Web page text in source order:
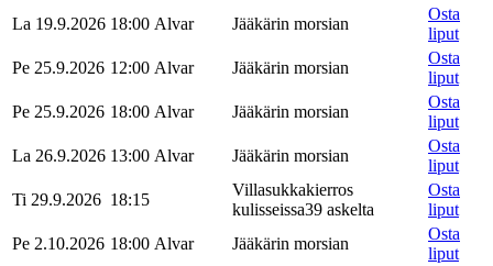
La 19.9.2026 18:00 Alvar Jääkärin morsian
Osta
liput
Pe 25.9.2026 12:00 Alvar Jääkärin morsian
Osta
liput
Pe 25.9.2026 18:00 Alvar Jääkärin morsian
Osta
liput
La 26.9.2026 13:00 Alvar Jääkärin morsian
Osta
liput
Ti 29.9.2026 18:15
Villasukkakierros
kulisseissa39 askelta
Osta
liput
Pe 2.10.2026 18:00 Alvar Jääkärin morsian
Osta
liput